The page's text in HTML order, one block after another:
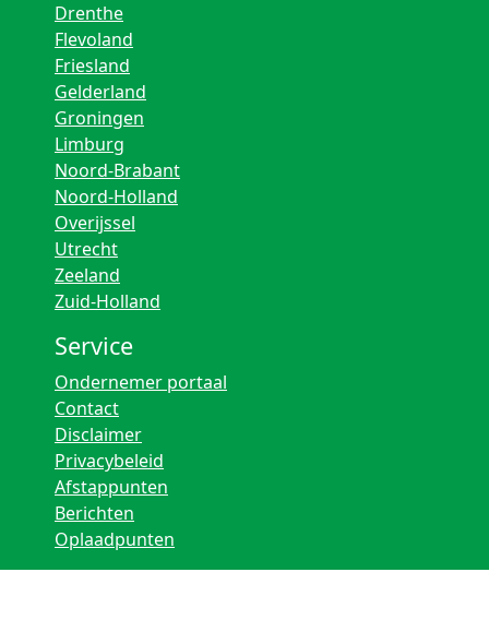
Drenthe
Flevoland
Friesland
Gelderland
Groningen
Limburg
Noord-Brabant
Noord-Holland
Overijssel
Utrecht
Zeeland
Zuid-Holland
Service
Ondernemer portaal
Contact
Disclaimer
Privacybeleid
Afstappunten
Berichten
Oplaadpunten